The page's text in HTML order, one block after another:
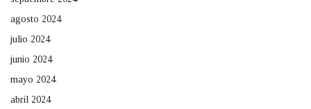
agosto 2024
julio 2024
junio 2024
mayo 2024
abril 2024